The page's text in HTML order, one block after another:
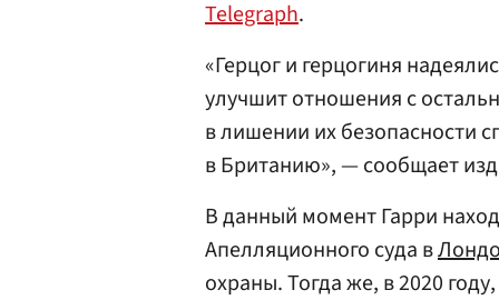
Telegraph.
«Герцог и герцогиня
улучшит отношения с
в лишении их безопасности
в Британию», — сообщает
В данный момент Гарри
Апелляционного суда в
охраны. Тогда же, в 2020